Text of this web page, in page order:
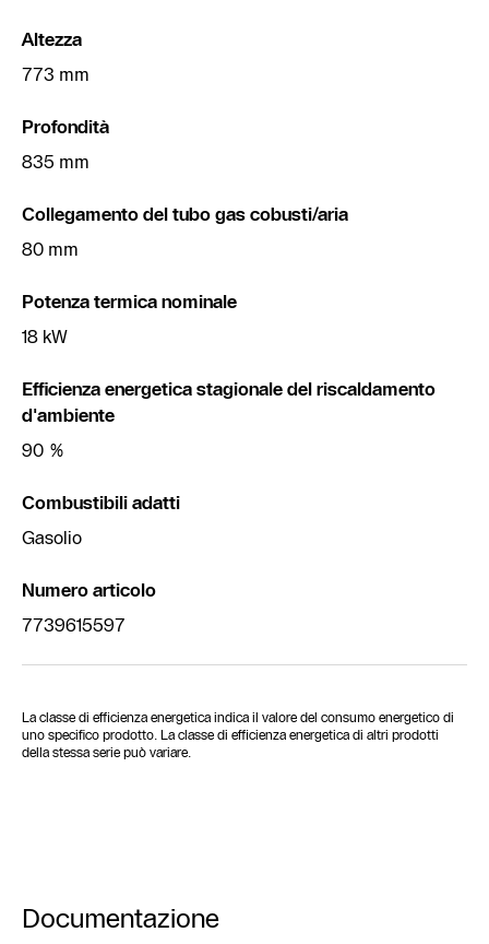
Altezza
773 mm
Profondità
835 mm
Collegamento del tubo gas cobusti/aria
80 mm
Potenza termica nominale
18 kW
Efficienza energetica stagionale del riscaldamento
d'ambiente
90 %
Combustibili adatti
Gasolio
Numero articolo
7739615597
La classe di efficienza energetica indica il valore del consumo energetico di
uno specifico prodotto. La classe di efficienza energetica di altri prodotti
della stessa serie può variare.
Documentazione